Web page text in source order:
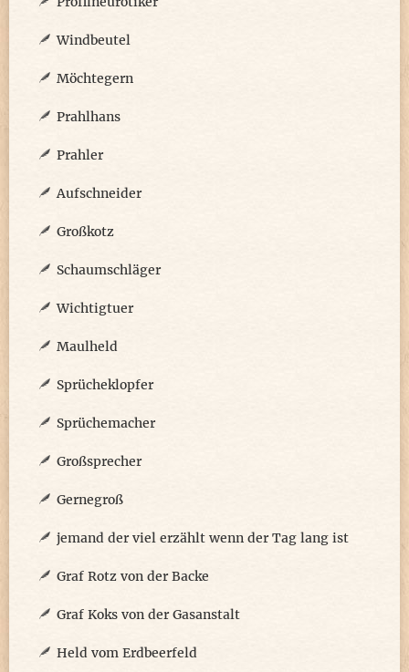
Windbeutel
Möchtegern
Prahlhans
Prahler
Aufschneider
Großkotz
Schaumschläger
Wichtigtuer
Maulheld
Sprücheklopfer
Sprüchemacher
Großsprecher
Gernegroß
jemand der viel erzählt wenn der Tag lang ist
Graf Rotz von der Backe
Graf Koks von der Gasanstalt
Held vom Erdbeerfeld